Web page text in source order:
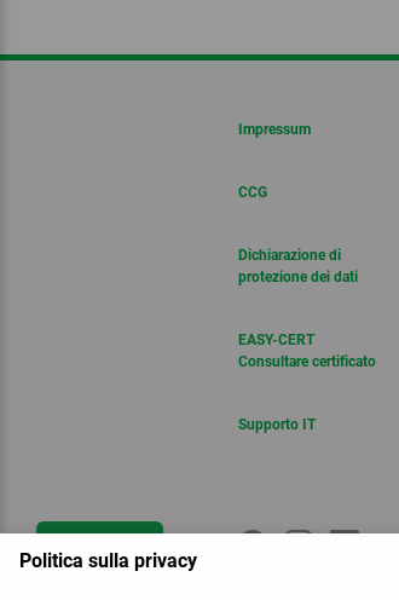
Politica sulla privacy
Contattaci
Impressum
CCG
Dichiarazione di
protezione dei dati
EASY-CERT
Consultare certificato
Supporto IT